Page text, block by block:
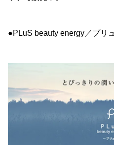
●PLuS beauty energy／プリュ